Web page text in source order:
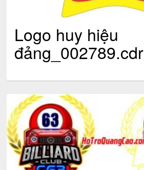
Logo huy hiệu
đảng_002789.cdr